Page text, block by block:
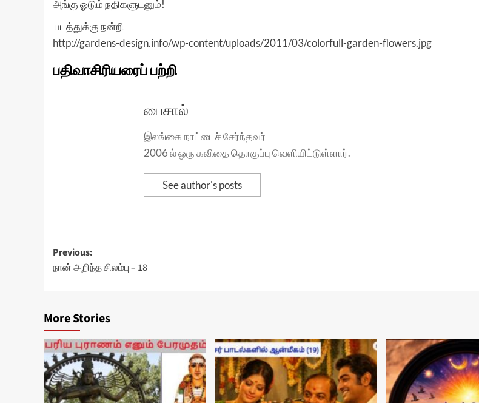
அங்கு ஓடும் நதிகளுடனும்!
படத்துக்கு நன்றி
http://gardens-design.info/wp-content/uploads/2011/03/colorfull-garden-flowers.jpg
பதிவாசிரியரைப் பற்றி
பைசால்
இலங்கை நாட்டைச் சேர்ந்தவர்
2006 ல் ஒரு கவிதை தொகுப்பு வெளியிட்டுள்ளார்.
See author's posts
Post
navigation
Previous:
நான் அறிந்த சிலம்பு – 18
More Stories